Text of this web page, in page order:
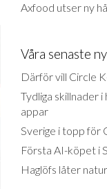
Axfood utser ny
Våra senaste
Därför vill Circle
Tydliga skillnader
appar
Sverige i topp för
Första AI-köpet i
Haglöfs låter